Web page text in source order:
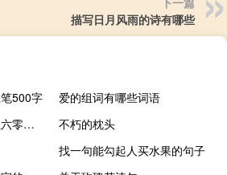
描写日月风雨的诗有哪些
500字
爱的组词有哪些词语
疯狂猜成语一二三四五六零九是什么成语
不朽的枕头
找一句能勾起人买水果的句子